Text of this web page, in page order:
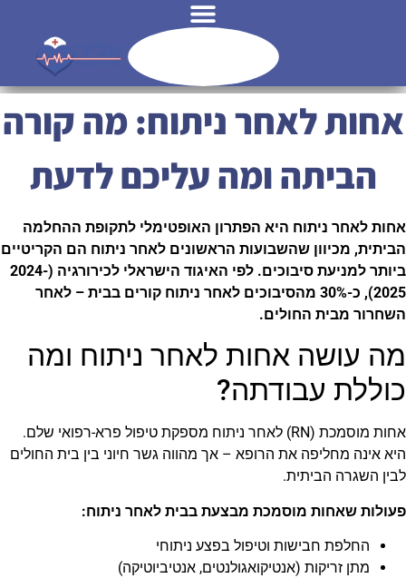
אחות לאחר ניתוח: מה קורה
הביתה ומה עליכם לדעת
אחות לאחר ניתוח היא הפתרון האופטימלי לתקופת ההחלמה
הביתית, מכיוון שהשבועות הראשונים לאחר ניתוח הם הקריטיים
ביותר למניעת סיבוכים. לפי האיגוד הישראלי לכירורגיה (2024-
2025), כ-30% מהסיבוכים לאחר ניתוח קורים בבית – לאחר
השחרור מבית החולים.
מה עושה אחות לאחר ניתוח ומה
כוללת עבודתה?
אחות מוסמכת (RN) לאחר ניתוח מספקת טיפול פרא-רפואי שלם.
היא אינה מחליפה את הרופא – אך מהווה גשר חיוני בין בית החולים
לבין השגרה הביתית.
פעולות שאחות מוסמכת מבצעת בבית לאחר ניתוח:
החלפת חבישות וטיפול בפצע ניתוחי
מתן זריקות (אנטיקואגולנטים, אנטיביוטיקה)